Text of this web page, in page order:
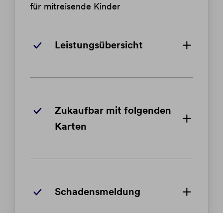
für mitreisende Kinder
Leistungsübersicht
Zukaufbar mit folgenden
Karten
Schadensmeldung